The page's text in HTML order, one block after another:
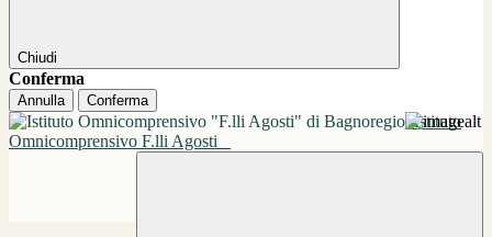
Chiudi
Conferma
Annulla Conferma
Istituto
Omnicomprensivo F.lli Agosti